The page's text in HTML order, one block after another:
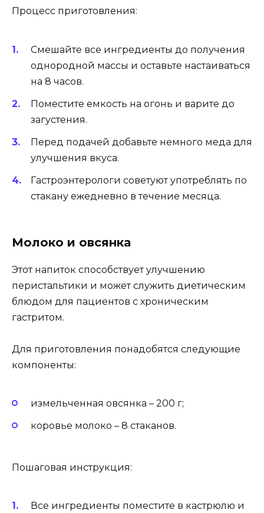
Процесс приготовления:
Смешайте все ингредиенты до получения
однородной массы и оставьте настаиваться
на 8 часов.
Поместите емкость на огонь и варите до
загустения.
Перед подачей добавьте немного меда для
улучшения вкуса.
Гастроэнтерологи советуют употреблять по
стакану ежедневно в течение месяца.
Молоко и овсянка
Этот напиток способствует улучшению
перистальтики и может служить диетическим
блюдом для пациентов с хроническим
гастритом.
Для приготовления понадобятся следующие
компоненты:
измельченная овсянка – 200 г;
коровье молоко – 8 стаканов.
Пошаговая инструкция:
Все ингредиенты поместите в кастрюлю и